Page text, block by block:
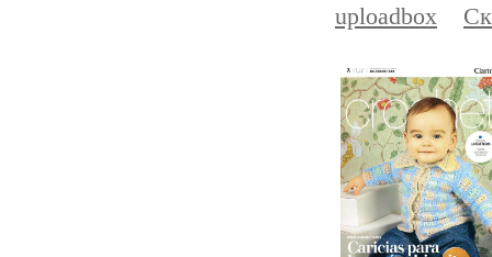
uploadbox